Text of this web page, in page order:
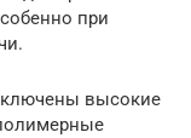
при
высокие